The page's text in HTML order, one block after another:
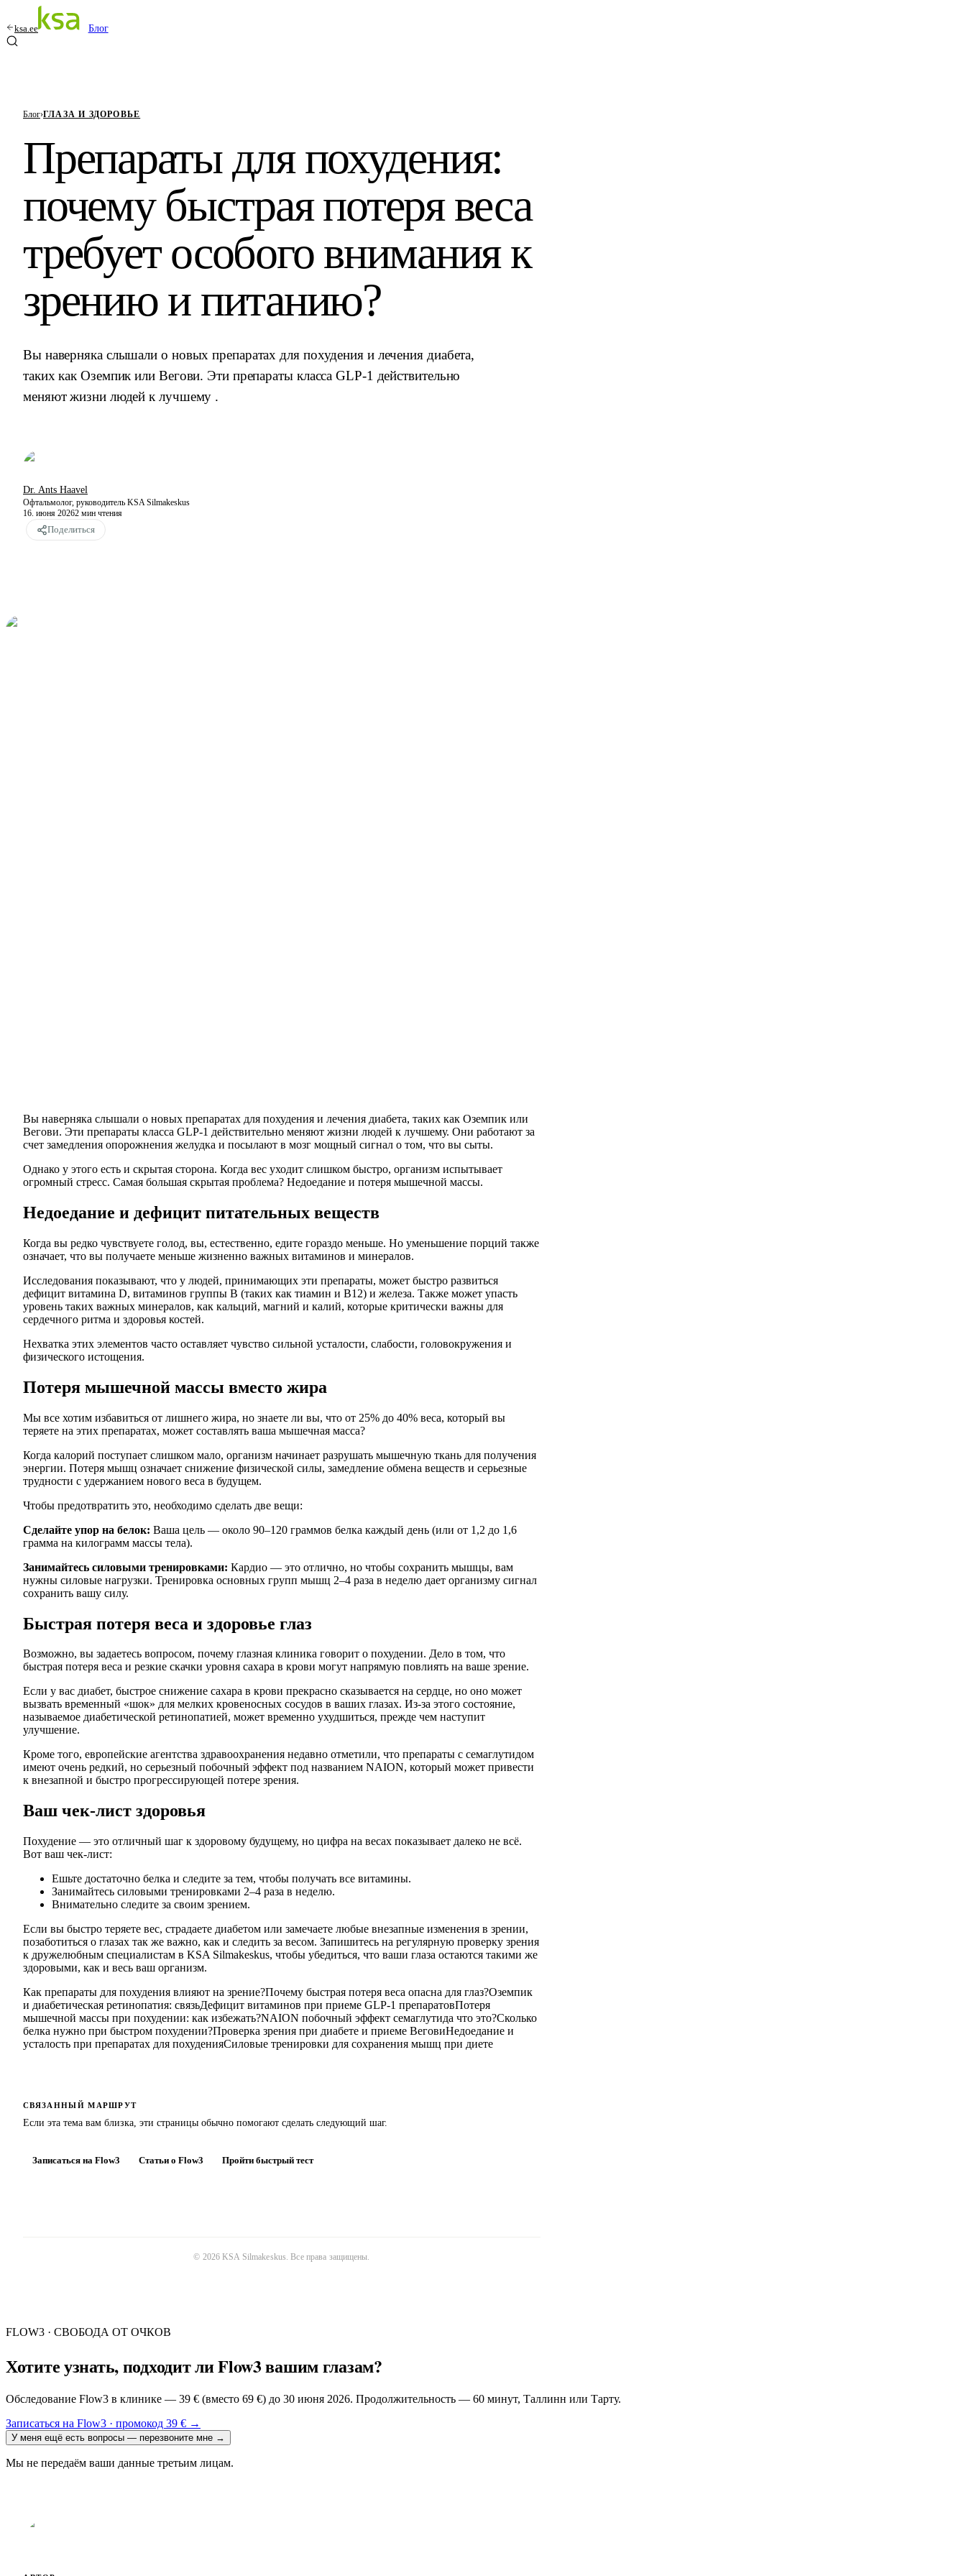
ksa.ee Блог
Блог›ГЛАЗА И ЗДОРОВЬЕ
Препараты для похудения:
почему быстрая потеря веса
требует особого внимания к
зрению и питанию?
Вы наверняка слышали о новых препаратах для похудения и лечения диабета,
таких как Оземпик или Вегови. Эти препараты класса GLP-1 действительно
меняют жизни людей к лучшему .
Dr. Ants Haavel
Офтальмолог, руководитель KSA Silmakeskus
16. июня 20262 мин чтения
Поделиться
Вы наверняка слышали о новых препаратах для похудения и лечения диабета, таких как Оземпик или
Вегови. Эти препараты класса GLP-1 действительно меняют жизни людей к лучшему. Они работают за
счет замедления опорожнения желудка и посылают в мозг мощный сигнал о том, что вы сыты.
Однако у этого есть и скрытая сторона. Когда вес уходит слишком быстро, организм испытывает
огромный стресс. Самая большая скрытая проблема? Недоедание и потеря мышечной массы.
Недоедание и дефицит питательных веществ
Когда вы редко чувствуете голод, вы, естественно, едите гораздо меньше. Но уменьшение порций также
означает, что вы получаете меньше жизненно важных витаминов и минералов.
Исследования показывают, что у людей, принимающих эти препараты, может быстро развиться
дефицит витамина D, витаминов группы В (таких как тиамин и В12) и железа. Также может упасть
уровень таких важных минералов, как кальций, магний и калий, которые критически важны для
сердечного ритма и здоровья костей.
Нехватка этих элементов часто оставляет чувство сильной усталости, слабости, головокружения и
физического истощения.
Потеря мышечной массы вместо жира
Мы все хотим избавиться от лишнего жира, но знаете ли вы, что от 25% до 40% веса, который вы
теряете на этих препаратах, может составлять ваша мышечная масса?
Когда калорий поступает слишком мало, организм начинает разрушать мышечную ткань для получения
энергии. Потеря мышц означает снижение физической силы, замедление обмена веществ и серьезные
трудности с удержанием нового веса в будущем.
Чтобы предотвратить это, необходимо сделать две вещи:
Сделайте упор на белок: Ваша цель — около 90–120 граммов белка каждый день (или от 1,2 до 1,6
грамма на килограмм массы тела).
Занимайтесь силовыми тренировками: Кардио — это отлично, но чтобы сохранить мышцы, вам
нужны силовые нагрузки. Тренировка основных групп мышц 2–4 раза в неделю дает организму сигнал
сохранить вашу силу.
Быстрая потеря веса и здоровье глаз
Возможно, вы задаетесь вопросом, почему глазная клиника говорит о похудении. Дело в том, что
быстрая потеря веса и резкие скачки уровня сахара в крови могут напрямую повлиять на ваше зрение.
Если у вас диабет, быстрое снижение сахара в крови прекрасно сказывается на сердце, но оно может
вызвать временный «шок» для мелких кровеносных сосудов в ваших глазах. Из-за этого состояние,
называемое диабетической ретинопатией, может временно ухудшиться, прежде чем наступит
улучшение.
Кроме того, европейские агентства здравоохранения недавно отметили, что препараты с семаглутидом
имеют очень редкий, но серьезный побочный эффект под названием NAION, который может привести
к внезапной и быстро прогрессирующей потере зрения.
Ваш чек-лист здоровья
Похудение — это отличный шаг к здоровому будущему, но цифра на весах показывает далеко не всё.
Вот ваш чек-лист:
Ешьте достаточно белка и следите за тем, чтобы получать все витамины.
Занимайтесь силовыми тренировками 2–4 раза в неделю.
Внимательно следите за своим зрением.
Если вы быстро теряете вес, страдаете диабетом или замечаете любые внезапные изменения в зрении,
позаботиться о глазах так же важно, как и следить за весом. Запишитесь на регулярную проверку зрения
к дружелюбным специалистам в KSA Silmakeskus, чтобы убедиться, что ваши глаза остаются такими же
здоровыми, как и весь ваш организм.
Как препараты для похудения влияют на зрение?Почему быстрая потеря веса опасна для глаз?Оземпик
и диабетическая ретинопатия: связьДефицит витаминов при приеме GLP-1 препаратовПотеря
мышечной массы при похудении: как избежать?NAION побочный эффект семаглутида что это?Сколько
белка нужно при быстром похудении?Проверка зрения при диабете и приеме ВеговиНедоедание и
усталость при препаратах для похуденияСиловые тренировки для сохранения мышц при диете
СВЯЗАННЫЙ МАРШРУТ
Если эта тема вам близка, эти страницы обычно помогают сделать следующий шаг.
Записаться на Flow3 Статьи о Flow3 Пройти быстрый тест
© 2026 KSA Silmakeskus. Все права защищены.
FLOW3 · СВОБОДА ОТ ОЧКОВ
Хотите узнать, подходит ли Flow3 вашим глазам?
Обследование Flow3 в клинике — 39 € (вместо 69 €) до 30 июня 2026. Продолжительность — 60 минут, Таллинн или Тарту.
Записаться на Flow3 · промокод 39 € →
У меня ещё есть вопросы — перезвоните мне →
Мы не передаём ваши данные третьим лицам.